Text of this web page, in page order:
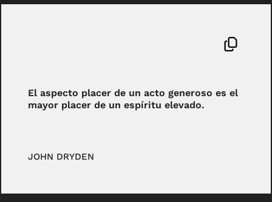
El aspecto placer de un acto generoso es el
mayor placer de un espíritu elevado.
JOHN DRYDEN